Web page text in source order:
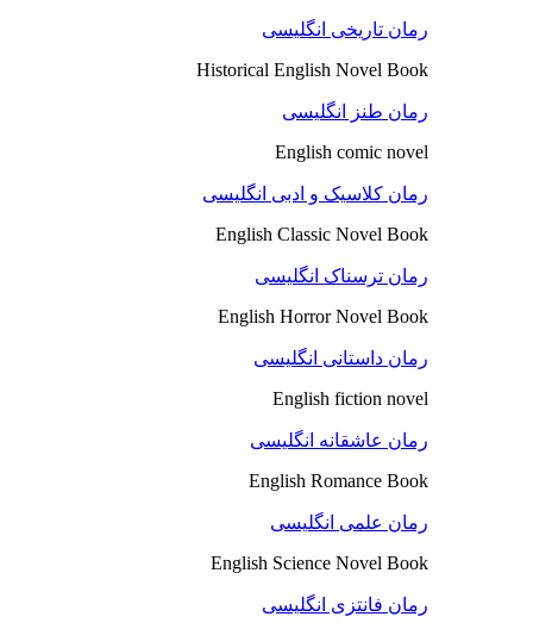
رمان تاریخی انگلیسی
Historical English Novel Book
رمان طنز انگلیسی
English comic novel
رمان کلاسیک و ادبی انگلیسی
English Classic Novel Book
رمان ترسناک انگلیسی
English Horror Novel Book
رمان داستانی انگلیسی
English fiction novel
رمان عاشقانه انگلیسی
English Romance Book
رمان علمی انگلیسی
English Science Novel Book
رمان فانتزی انگلیسی